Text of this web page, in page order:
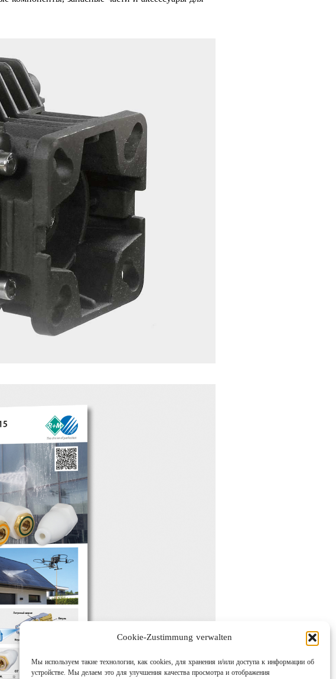
Cookie-Zustimmung verwalten
Мы используем такие технологии, как cookies, для хранения и/или доступа к информации об
устройстве. Мы делаем это для улучшения качества просмотра и отображения